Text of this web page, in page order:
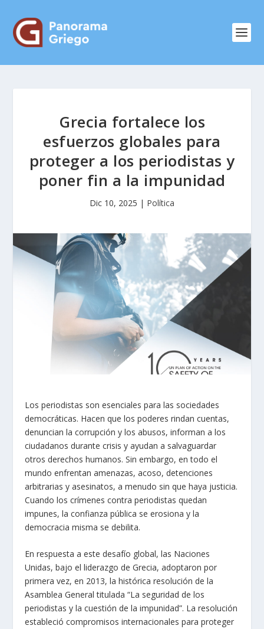
Grecia fortalece los
esfuerzos globales para
proteger a los periodistas y
poner fin a la impunidad
Dic 10, 2025 | Política
Los periodistas son esenciales para las sociedades
democráticas. Hacen que los poderes rindan cuentas,
denuncian la corrupción y los abusos, informan a los
ciudadanos durante crisis y ayudan a salvaguardar
otros derechos humanos. Sin embargo, en todo el
mundo enfrentan amenazas, acoso, detenciones
arbitrarias y asesinatos, a menudo sin que haya justicia.
Cuando los crímenes contra periodistas quedan
impunes, la confianza pública se erosiona y la
democracia misma se debilita.
En respuesta a este desafío global, las Naciones
Unidas, bajo el liderazgo de Grecia, adoptaron por
primera vez, en 2013, la histórica resolución de la
Asamblea General titulada “La seguridad de los
periodistas y la cuestión de la impunidad”. La resolución
estableció compromisos internacionales para proteger